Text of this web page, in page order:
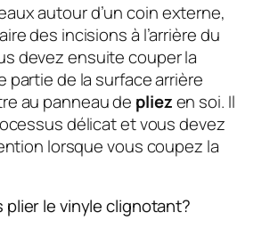
autour d’un coin externe,
des incisions à l’arrière du
devez ensuite couper la
partie de la surface arrière
au panneau de pliezen soi. Il
délicat et vous devez
lorsque vous coupez la
plier le vinyle clignotant?